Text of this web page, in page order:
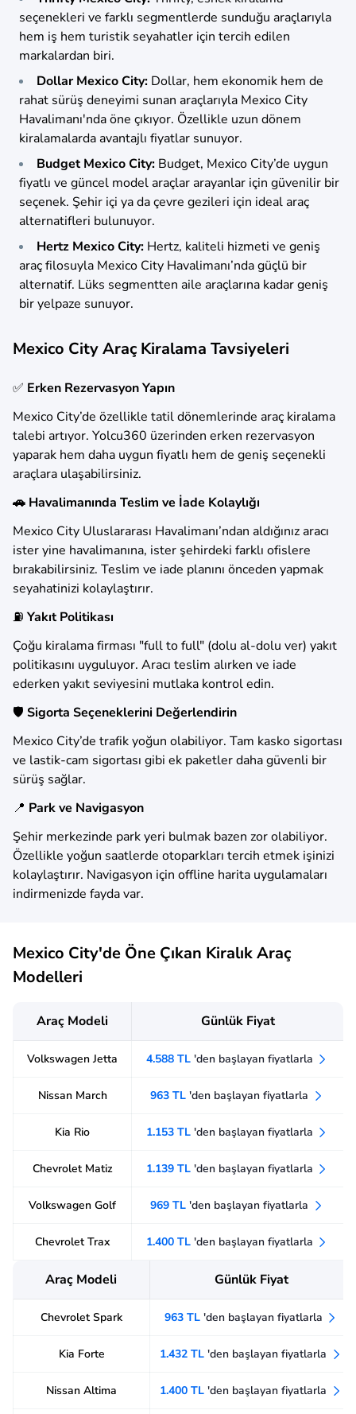
seçenekleri ve farklı segmentlerde sunduğu araçlarıyla
hem iş hem turistik seyahatler için tercih edilen
markalardan biri.
Dollar Mexico City: Dollar, hem ekonomik hem de
rahat sürüş deneyimi sunan araçlarıyla Mexico City
Havalimanı'nda öne çıkıyor. Özellikle uzun dönem
kiralamalarda avantajlı fiyatlar sunuyor.
Budget Mexico City: Budget, Mexico City’de uygun
fiyatlı ve güncel model araçlar arayanlar için güvenilir bir
seçenek. Şehir içi ya da çevre gezileri için ideal araç
alternatifleri bulunuyor.
Hertz Mexico City: Hertz, kaliteli hizmeti ve geniş
araç filosuyla Mexico City Havalimanı’nda güçlü bir
alternatif. Lüks segmentten aile araçlarına kadar geniş
bir yelpaze sunuyor.
Mexico City Araç Kiralama Tavsiyeleri
✅ Erken Rezervasyon Yapın
Mexico City’de özellikle tatil dönemlerinde araç kiralama
talebi artıyor. Yolcu360 üzerinden erken rezervasyon
yaparak hem daha uygun fiyatlı hem de geniş seçenekli
araçlara ulaşabilirsiniz.
🚗 Havalimanında Teslim ve İade Kolaylığı
Mexico City Uluslararası Havalimanı’ndan aldığınız aracı
ister yine havalimanına, ister şehirdeki farklı ofislere
bırakabilirsiniz. Teslim ve iade planını önceden yapmak
seyahatinizi kolaylaştırır.
⛽ Yakıt Politikası
Çoğu kiralama firması "full to full" (dolu al-dolu ver) yakıt
politikasını uyguluyor. Aracı teslim alırken ve iade
ederken yakıt seviyesini mutlaka kontrol edin.
🛡️ Sigorta Seçeneklerini Değerlendirin
Mexico City’de trafik yoğun olabiliyor. Tam kasko sigortası
ve lastik-cam sigortası gibi ek paketler daha güvenli bir
sürüş sağlar.
📍 Park ve Navigasyon
Şehir merkezinde park yeri bulmak bazen zor olabiliyor.
Özellikle yoğun saatlerde otoparkları tercih etmek işinizi
kolaylaştırır. Navigasyon için offline harita uygulamaları
indirmenizde fayda var.
Mexico City'de Öne Çıkan Kiralık Araç
Modelleri
Araç Modeli Günlük Fiyat
Volkswagen Jetta 4.588 TL 'den başlayan fiyatlarla
Nissan March 963 TL'den başlayan fiyatlarla
Kia Rio 1.153 TL 'den başlayan fiyatlarla
Chevrolet Matiz 1.139 TL 'den başlayan fiyatlarla
Volkswagen Golf 969 TL'den başlayan fiyatlarla
Chevrolet Trax 1.400 TL 'den başlayan fiyatlarla
Araç Modeli Günlük Fiyat
Chevrolet Spark 963 TL 'den başlayan fiyatlarla
Kia Forte 1.432 TL'den başlayan fiyatlarla
Nissan Altima 1.400 TL'den başlayan fiyatlarla